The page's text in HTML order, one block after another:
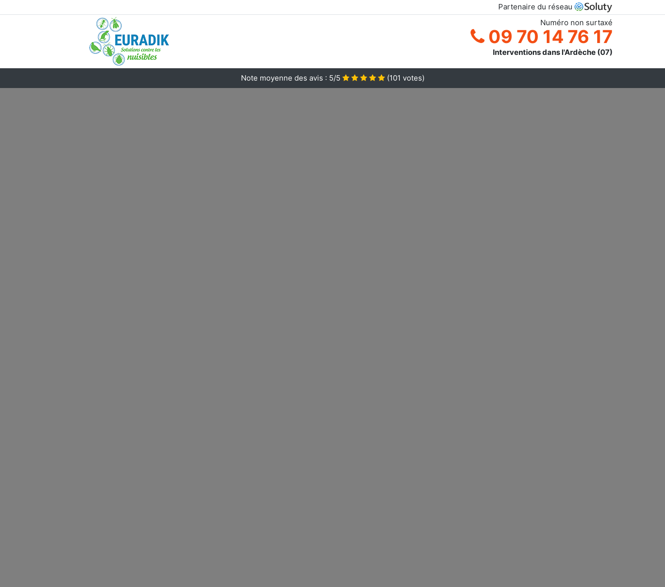
Partenaire du réseau
Numéro non surtaxé
09 70 14 76 17
Interventions dans l'Ardèche (07)
Note moyenne des avis : 5/5 (101 votes)